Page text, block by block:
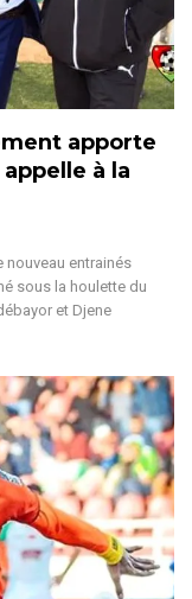
apporte
à la
nouveau entrainés
sous la houlette du
et Djene